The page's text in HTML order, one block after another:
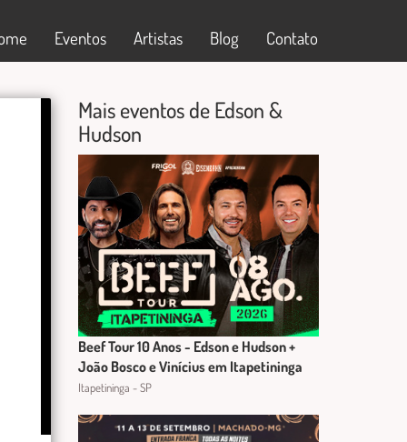
Eventos Artistas Blog Contato
Mais eventos de Edson &
Hudson
Beef Tour 10 Anos - Edson e Hudson +
João Bosco e Vinícius em Itapetininga
Itapetininga - SP